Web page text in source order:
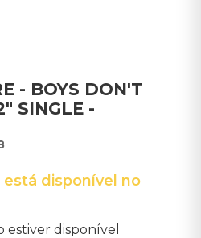
- BOYS DON'T
SINGLE -
disponível no
disponível